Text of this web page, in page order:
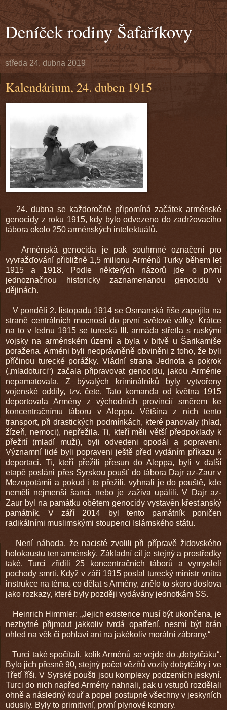
Deníček rodiny Šafaříkovy
středa 24. dubna 2019
Kalendárium, 24. duben 1915
24. dubna se každoročně připomíná začátek arménské
genocidy z roku 1915, kdy bylo odvezeno do zadržovacího
tábora okolo 250 arménských intelektuálů.
Arménská genocida je pak souhrnné označení pro
vyvražďování přibližně 1,5 milionu Arménů Turky během let
1915 a 1918. Podle některých názorů jde o první
jednoznačnou historicky zaznamenanou genocidu v
dějinách.
V pondělí 2. listopadu 1914 se Osmanská říše zapojila na
straně centrálních mocností do první světové války. Krátce
na to v lednu 1915 se turecká III. armáda střetla s ruskými
vojsky na arménském území a byla v bitvě u Šarikamiše
poražena. Arméni byli neoprávněně obviněni z toho, že byli
příčinou turecké porážky. Vládní strana Jednota a pokrok
(„mladoturci“) začala připravovat genocidu, jakou Arménie
nepamatovala. Z bývalých kriminálníků byly vytvořeny
vojenské oddíly, tzv. čete. Tato komanda od května 1915
deportovala Armény z východních provincií směrem ke
koncentračnímu táboru v Aleppu. Většina z nich tento
transport, při drastických podmínkách, které panovaly (hlad,
žízeň, nemoci), nepřežila. Ti, kteří měli větší předpoklady k
přežití (mladí muži), byli odvedeni opodál a popraveni.
Významní lidé byli popraveni ještě před vydáním příkazu k
deportaci. Ti, kteří přežili přesun do Aleppa, byli v další
etapě posláni přes Syrskou poušť do tábora Dajr az-Zaur v
Mezopotámii a pokud i to přežili, vyhnali je do pouště, kde
neměli nejmenší šanci, nebo je zaživa upálili. V Dajr az-
Zaur byl na památku obětem genocidy vystavěn křesťanský
památník. V září 2014 byl tento památník poničen
radikálními muslimskými stoupenci Islámského státu.
Není náhoda, že nacisté zvolili při přípravě židovského
holokaustu ten arménský. Základní cíl je stejný a prostředky
také. Turci zřídili 25 koncentračních táborů a vymysleli
pochody smrti. Když v září 1915 poslal turecký ministr vnitra
instrukce na téma, co dělat s Armény, znělo to skoro doslova
jako rozkazy, které byly později vydávány jednotkám SS.
Heinrich Himmler: „Jejich existence musí být ukončena, je
nezbytné přijmout jakkoliv tvrdá opatření, nesmí být brán
ohled na věk či pohlaví ani na jakékoliv morální zábrany.“
Turci také spočítali, kolik Arménů se vejde do „dobytčáku“.
Bylo jich přesně 90, stejný počet vězňů vozily dobytčáky i ve
Třetí říši. V Syrské poušti jsou komplexy podzemích jeskyní.
Turci do nich napřed Armény nahnali, pak u vstupů rozdělali
ohně a následný kouř a popel postupně všechny v jeskyních
udusily. Byly to primitivní, první plynové komory.